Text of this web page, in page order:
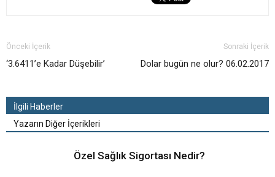
Önceki İçerik
‘3.6411’e Kadar Düşebilir’
Sonraki İçerik
Dolar bugün ne olur? 06.02.2017
İlgili Haberler
Yazarın Diğer İçerikleri
Özel Sağlık Sigortası Nedir?